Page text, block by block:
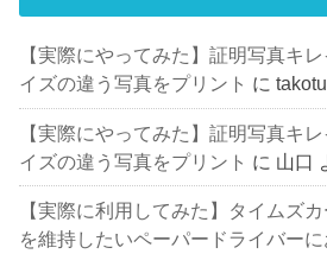
【実際にやってみた】証明写真キ
イズの違う写真をプリント に
【実際にやってみた】証明写真キ
イズの違う写真をプリント に 山口
【実際に利用してみた】タイムズ
を維持したいペーパードライバー